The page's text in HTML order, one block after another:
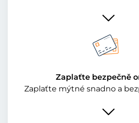
Zaplaťte bezpečně
Zaplaťte mýtné snadno a